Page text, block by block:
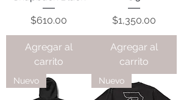
Precio
$610.00
Agregar al
carrito
Precio
$1,350.00
Agregar al
carrito
Nuevo Nuevo